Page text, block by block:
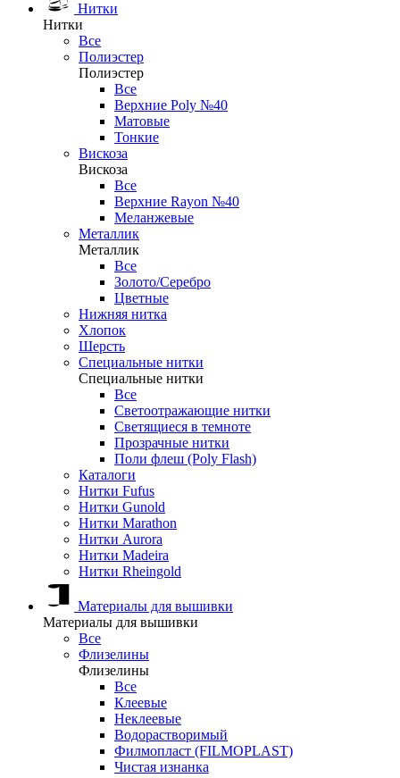
Нитки
Нитки
Все
Полиэстер
Полиэстер
Все
Верхние Poly №40
Матовые
Тонкие
Вискоза
Вискоза
Все
Верхние Rayon №40
Меланжевые
Металлик
Металлик
Все
Золото/Серебро
Цветные
Нижняя нитка
Хлопок
Шерсть
Специальные нитки
Специальные нитки
Все
Светоотражающие нитки
Светящиеся в темноте
Прозрачные нитки
Поли флеш (Poly Flash)
Каталоги
Нитки Fufus
Нитки Gunold
Нитки Marathon
Нитки Aurora
Нитки Madeira
Нитки Rheingold
Материалы для вышивки
Материалы для вышивки
Все
Флизелины
Флизелины
Все
Клеевые
Неклеевые
Водорастворимый
Филмопласт (FILMOPLAST)
Чистая изнанка